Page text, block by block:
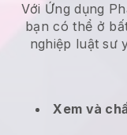
Với Ứng dụng
bạn có thể ở
nghiệp luật sư
Xem và